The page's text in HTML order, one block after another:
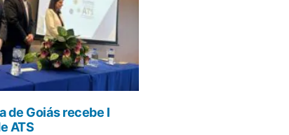
de Goiás recebe I
ATS